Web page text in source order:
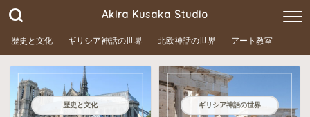
Akira Kusaka Studio
歴史と文化 ギリシア神話の世界 北欧神話の世界 アート教室
歴史と文化 ギリシア神話の世界